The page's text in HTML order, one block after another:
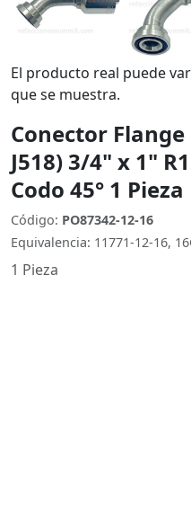
El producto real puede
que se muestra.
Conector Flange
J518) 3/4" x 1"
Codo 45° 1 Pieza
Código: PO87342-12-16
Equivalencia: 11771-12-16,
1 Pieza